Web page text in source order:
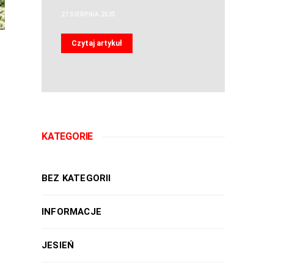
Czytaj artykuł
KATEGORIE
BEZ KATEGORII
INFORMACJE
JESIEŃ